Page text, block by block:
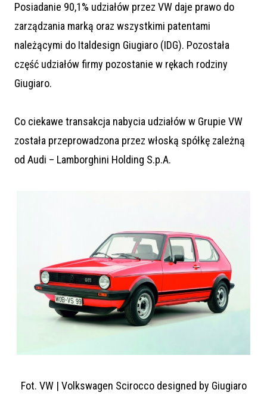
Posiadanie 90,1% udziałów przez VW daje prawo do
zarządzania marką oraz wszystkimi patentami
należącymi do Italdesign Giugiaro (IDG). Pozostała
część udziałów firmy pozostanie w rękach rodziny
Giugiaro.
Co ciekawe transakcja nabycia udziałów w Grupie VW
została przeprowadzona przez włoską spółkę zależną
od Audi – Lamborghini Holding S.p.A.
Fot. VW | Volkswagen Scirocco designed by Giugiaro